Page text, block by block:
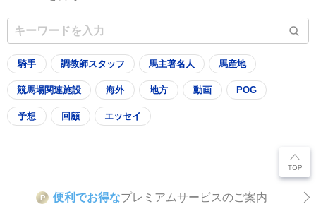
騎手 調教師スタッフ 馬主著名人 馬産地
競馬場関連施設 海外 地方 動画 POG
予想 回顧 エッセイ
P 便利でお得なプレミアムサービスのご案内